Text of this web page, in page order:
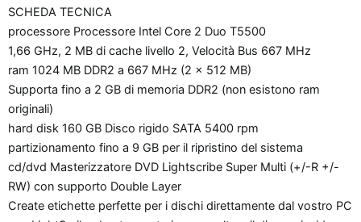
SCHEDA TECNICA
processore Processore Intel Core 2 Duo T5500
1,66 GHz, 2 MB di cache livello 2, Velocità Bus 667 MHz
ram 1024 MB DDR2 a 667 MHz (2 x 512 MB)
Supporta fino a 2 GB di memoria DDR2 (non esistono ram
originali)
hard disk 160 GB Disco rigido SATA 5400 rpm
partizionamento fino a 9 GB per il ripristino del sistema
cd/dvd Masterizzatore DVD Lightscribe Super Multi (+/-R +/-
RW) con supporto Double Layer
Create etichette perfette per i dischi direttamente dal vostro PC